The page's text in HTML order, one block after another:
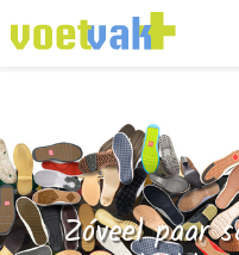
Zóveel paar